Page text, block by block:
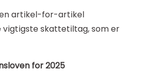
artikel-for-artikel
skattetiltag, som er
for 2025